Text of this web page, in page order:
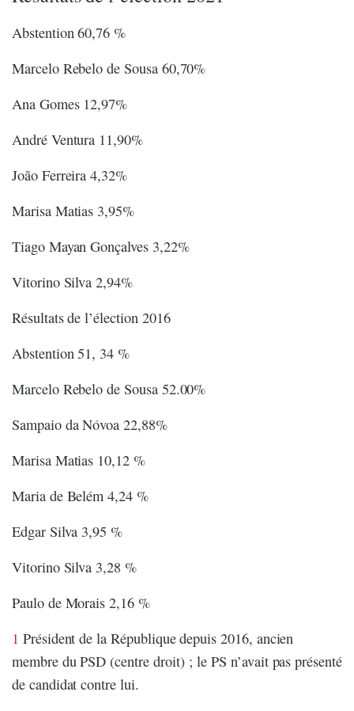
Abstention 60,76 %
Marcelo Rebelo de Sousa 60,70%
Ana Gomes 12,97%
André Ventura 11,90%
João Ferreira 4,32%
Marisa Matias 3,95%
Tiago Mayan Gonçalves 3,22%
Vitorino Silva 2,94%
Résultats de l’élection 2016
Abstention 51, 34 %
Marcelo Rebelo de Sousa 52.00%
Sampaio da Nóvoa 22,88%
Marisa Matias 10,12 %
Maria de Belém 4,24 %
Edgar Silva 3,95 %
Vitorino Silva 3,28 %
Paulo de Morais 2,16 %
1 Président de la République depuis 2016, ancien
membre du PSD (centre droit) ; le PS n’avait pas présenté
de candidat contre lui.